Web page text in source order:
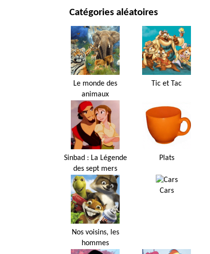
Catégories aléatoires
Le monde des
animaux
Tic et Tac
Sinbad : La Légende
des sept mers
Plats
Nos voisins, les
hommes
Cars